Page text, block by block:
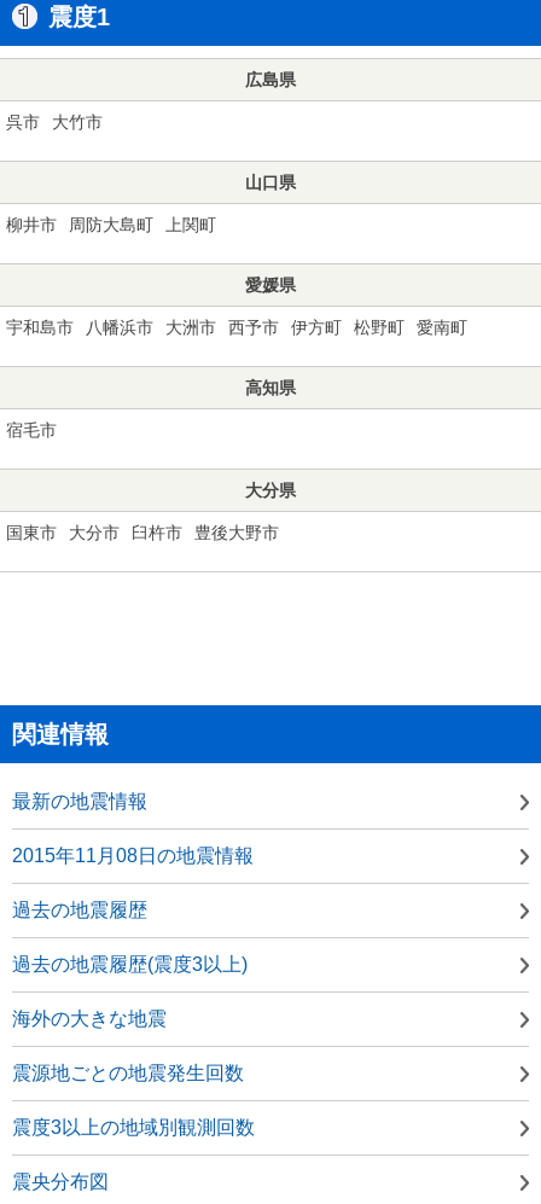
震度1
広島県
呉市 大竹市
山口県
柳井市 周防大島町 上関町
愛媛県
宇和島市 八幡浜市 大洲市 西予市 伊方町 松野町 愛南町
高知県
宿毛市
大分県
国東市 大分市 臼杵市 豊後大野市
関連情報
最新の地震情報
2015年11月08日の地震情報
過去の地震履歴
過去の地震履歴(震度3以上)
海外の大きな地震
震源地ごとの地震発生回数
震度3以上の地域別観測回数
震央分布図